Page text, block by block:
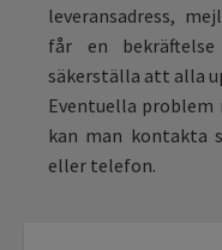
leveransadress,
får en
säkerställa att alla
Eventuella problem
kan man kontakta
eller telefon.